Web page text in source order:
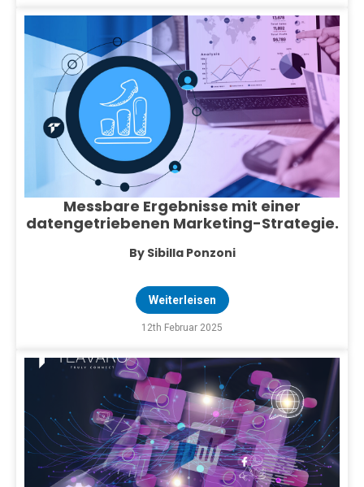
Messbare Ergebnisse mit einer
datengetriebenen Marketing-Strategie.
By Sibilla Ponzoni
Weiterleisen
12th Februar 2025